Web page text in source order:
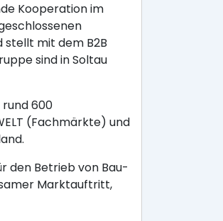
Kooperation im
mit dem B2B
sind in Soltau
600
(Fachmärkte) und
den Betrieb von Bau-
Marktauftritt,